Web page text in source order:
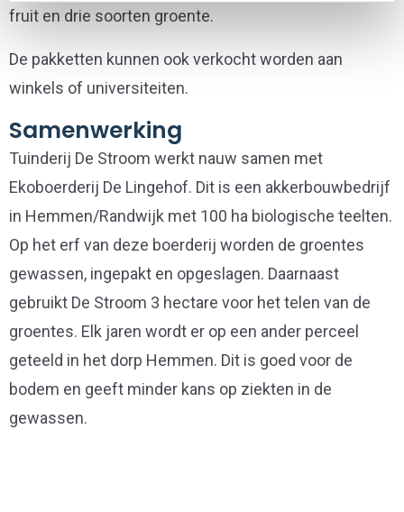
fruit en drie soorten groente.
De pakketten kunnen ook verkocht worden aan
winkels of universiteiten.
Samenwerking
Tuinderij De Stroom werkt nauw samen met
Ekoboerderij De Lingehof. Dit is een akkerbouwbedrijf
in Hemmen/Randwijk met 100 ha biologische teelten.
Op het erf van deze boerderij worden de groentes
gewassen, ingepakt en opgeslagen. Daarnaast
gebruikt De Stroom 3 hectare voor het telen van de
groentes. Elk jaren wordt er op een ander perceel
geteeld in het dorp Hemmen. Dit is goed voor de
bodem en geeft minder kans op ziekten in de
gewassen.